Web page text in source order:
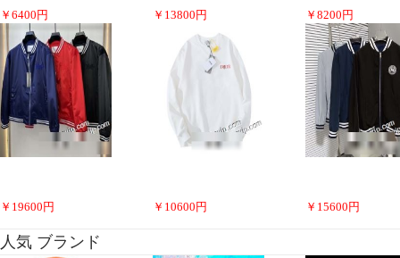
￥ 6400 円 ￥ 13800 円 ￥ 8200 円
￥ 19600 円 ￥ 10600 円 ￥ 15600 円
人気 ブランド